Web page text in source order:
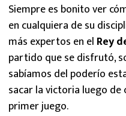
Siempre es bonito ver
en cualquiera de su
más expertos en el Rey
partido que se disfrutó,
sabíamos del poderío
sacar la victoria luego de
primer juego.